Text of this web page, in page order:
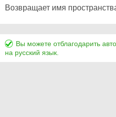
Возвращает имя
Вы можете отблагодарить
на русский язык.